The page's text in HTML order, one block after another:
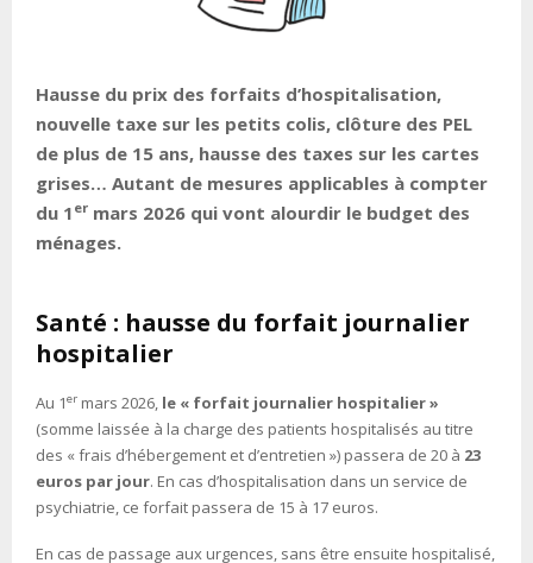
Hausse du prix des forfaits d’hospitalisation,
nouvelle taxe sur les petits colis, clôture des PEL
de plus de 15 ans, hausse des taxes sur les cartes
grises… Autant de mesures applicables à compter
du 1 er mars 2026 qui vont alourdir le budget des
ménages.
Santé : hausse du forfait journalier
hospitalier
Au 1er mars 2026, le « forfait journalier hospitalier »
(somme laissée à la charge des patients hospitalisés au titre
des « frais d’hébergement et d’entretien ») passera de 20 à 23
euros par jour. En cas d’hospitalisation dans un service de
psychiatrie, ce forfait passera de 15 à 17 euros.
En cas de passage aux urgences, sans être ensuite hospitalisé,